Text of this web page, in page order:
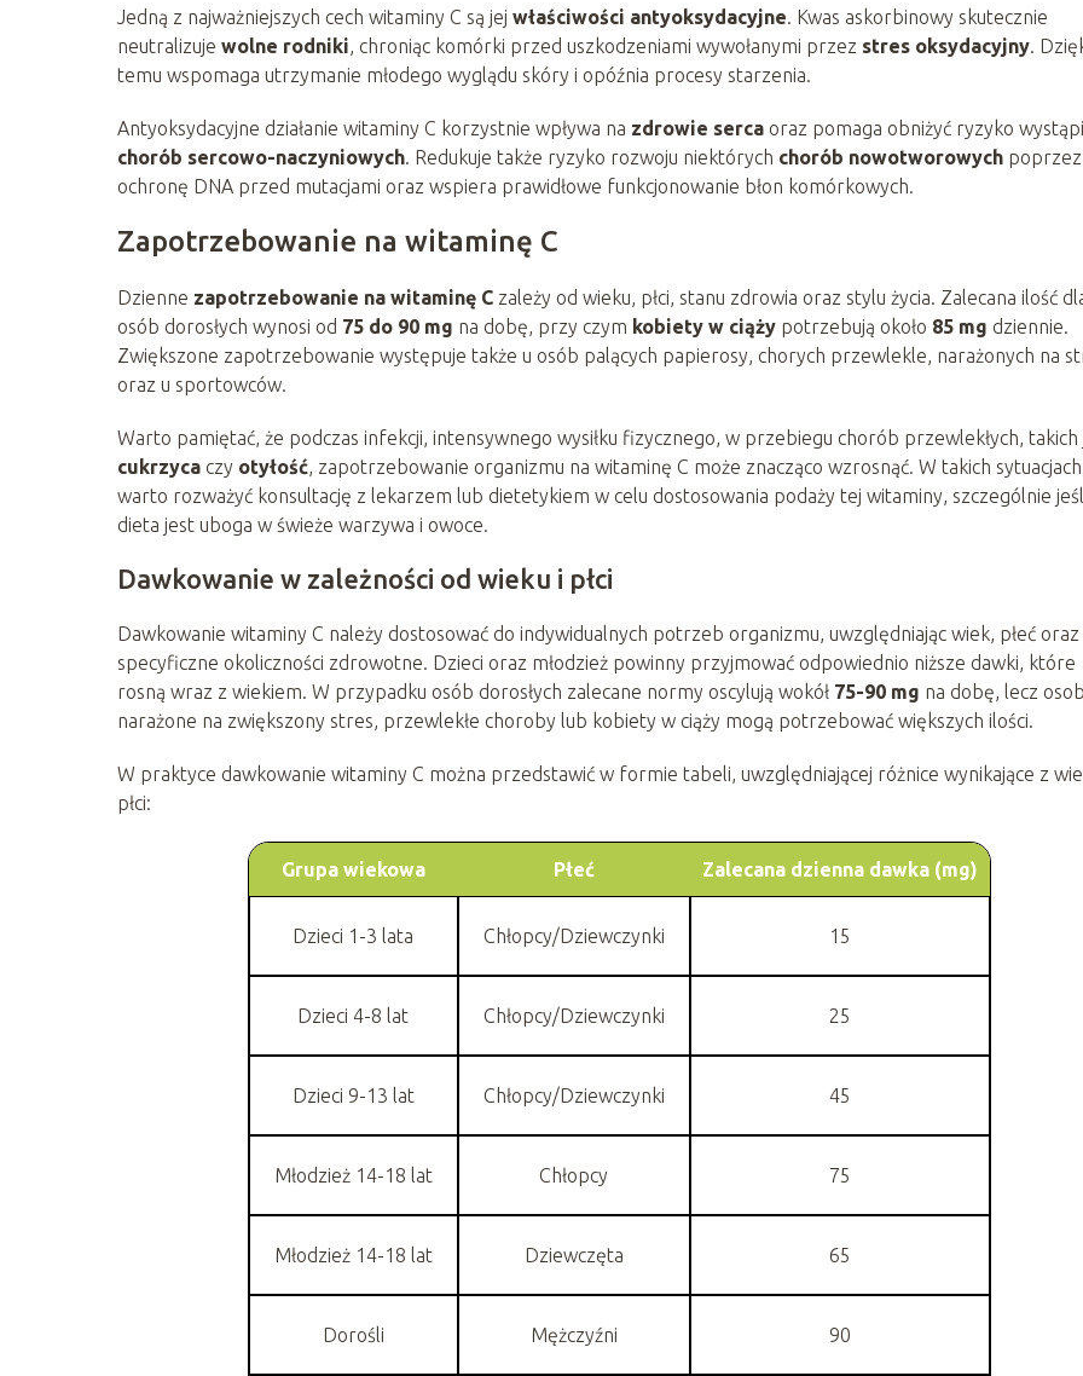
Jedną z najważniejszych cech witaminy C są jej właściwości antyoksydacyjne. Kwas askorbinowy skutecznie
neutralizuje wolne rodniki, chroniąc komórki przed uszkodzeniami wywołanymi przez stres oksydacyjny.
temu wspomaga utrzymanie młodego wyglądu skóry i opóźnia procesy starzenia.
Antyoksydacyjne działanie witaminy C korzystnie wpływa na zdrowie serca oraz pomaga obniżyć ryzyko
chorób sercowo-naczyniowych. Redukuje także ryzyko rozwoju niektórych chorób nowotworowych poprzez
ochronę DNA przed mutacjami oraz wspiera prawidłowe funkcjonowanie błon komórkowych.
Zapotrzebowanie na witaminę C
Dzienne zapotrzebowanie na witaminę C zależy od wieku, płci, stanu zdrowia oraz stylu życia. Zalecana ilość
osób dorosłych wynosi od 75 do 90 mg na dobę, przy czym kobiety w ciąży potrzebują około 85 mg dziennie.
Zwiększone zapotrzebowanie występuje także u osób palących papierosy, chorych przewlekle, narażonych na
oraz u sportowców.
Warto pamiętać, że podczas infekcji, intensywnego wysiłku fizycznego, w przebiegu chorób przewlekłych, takich
cukrzyca czy otyłość, zapotrzebowanie organizmu na witaminę C może znacząco wzrosnąć. W takich sytuacjach
warto rozważyć konsultację z lekarzem lub dietetykiem w celu dostosowania podaży tej witaminy, szczególnie
dieta jest uboga w świeże warzywa i owoce.
Dawkowanie w zależności od wieku i płci
Dawkowanie witaminy C należy dostosować do indywidualnych potrzeb organizmu, uwzględniając wiek, płeć oraz
specyficzne okoliczności zdrowotne. Dzieci oraz młodzież powinny przyjmować odpowiednio niższe dawki, które
rosną wraz z wiekiem. W przypadku osób dorosłych zalecane normy oscylują wokół 75-90 mg na dobę, lecz
narażone na zwiększony stres, przewlekłe choroby lub kobiety w ciąży mogą potrzebować większych ilości.
W praktyce dawkowanie witaminy C można przedstawić w formie tabeli, uwzględniającej różnice wynikające z
płci:
Grupa wiekowa Płeć Zalecana dzienna dawka (mg)
Dzieci 1-3 lata Chłopcy/Dziewczynki 15
Dzieci 4-8 lat Chłopcy/Dziewczynki 25
Dzieci 9-13 lat Chłopcy/Dziewczynki 45
Młodzież 14-18 lat Chłopcy 75
Młodzież 14-18 lat Dziewczęta 65
Dorośli Mężczyźni 90